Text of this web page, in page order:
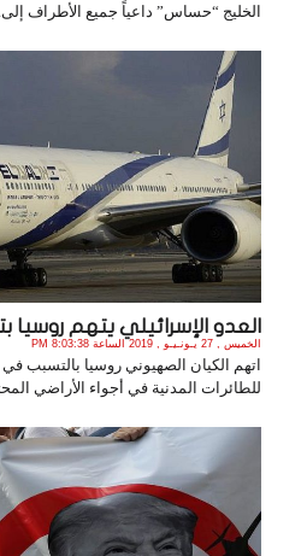
الخليج “حساس” داعياً جميع الأطراف
العدو الإسرائيلي يتهم روسيا
الخميس , 27 يـونـيـو , 2019 الساعة 8:03:38 PM
اتهم الكيان الصهيوني روسيا بالتسبب
للطائرات المدنية في أجواء الأراضي